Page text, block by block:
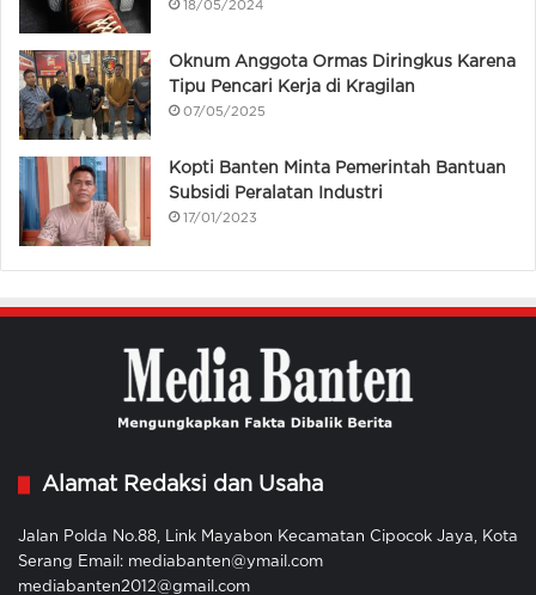
18/05/2024
Oknum Anggota Ormas Diringkus Karena
Tipu Pencari Kerja di Kragilan
07/05/2025
Kopti Banten Minta Pemerintah Bantuan
Subsidi Peralatan Industri
17/01/2023
Alamat Redaksi dan Usaha
Jalan Polda No.88, Link Mayabon Kecamatan Cipocok Jaya, Kota
Serang Email: mediabanten@ymail.com
mediabanten2012@gmail.com